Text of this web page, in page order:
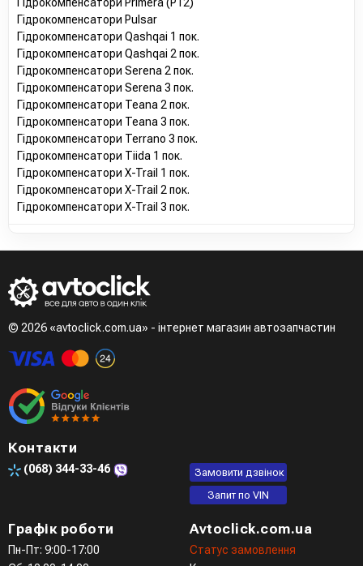
Гідрокомпенсатори Primera (P12)
Гідрокомпенсатори Pulsar
Гідрокомпенсатори Qashqai 1 пок.
Гідрокомпенсатори Qashqai 2 пок.
Гідрокомпенсатори Serena 2 пок.
Гідрокомпенсатори Serena 3 пок.
Гідрокомпенсатори Teana 2 пок.
Гідрокомпенсатори Teana 3 пок.
Гідрокомпенсатори Terrano 3 пок.
Гідрокомпенсатори Tiida 1 пок.
Гідрокомпенсатори X-Trail 1 пок.
Гідрокомпенсатори X-Trail 2 пок.
Гідрокомпенсатори X-Trail 3 пок.
© 2026 «avtoclick.com.ua» - інтернет магазин автозапчастин
Контакти
(068) 344-33-46
Замовити дзвінок
Запит по VIN
Графік роботи
Пн-Пт: 9:00-17:00
Avtoclick.com.ua
Статус замовлення